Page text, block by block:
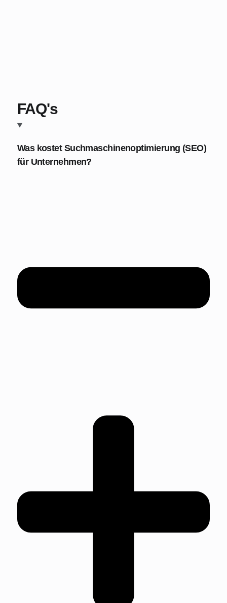
FAQ's
Was kostet Suchmaschinenoptimierung (SEO)
für Unternehmen?